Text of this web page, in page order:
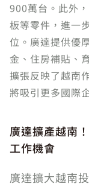
900萬台。此外
板等零件，進一
位。廣達提供優
金、住房補貼、
擴張反映了越南
將吸引更多國際
廣達擴產越南
工作機會
廣達擴大越南